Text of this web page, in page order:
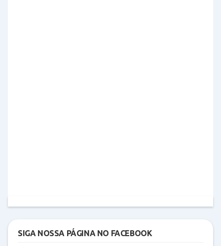
SIGA NOSSA PÁGINA NO FACEBOOK